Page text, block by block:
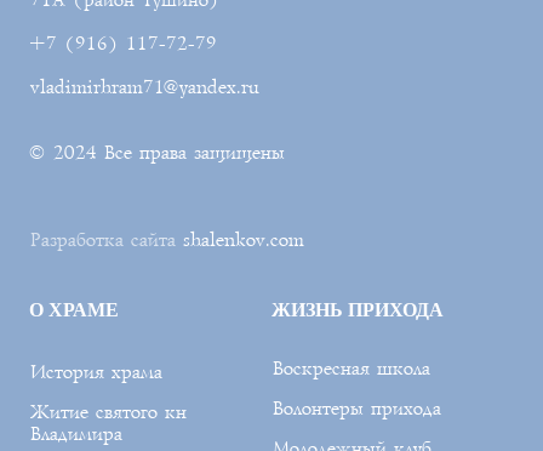
+7 (916) 117-72-79
vladimirhram71@yandex.ru
© 2024 Все права защищены
Разработка сайта shalenkov.com
О ХРАМЕ
История храма
Житие святого кн
Владимира
ЖИЗНЬ ПРИХОДА
Воскресная школа
Волонтеры прихода